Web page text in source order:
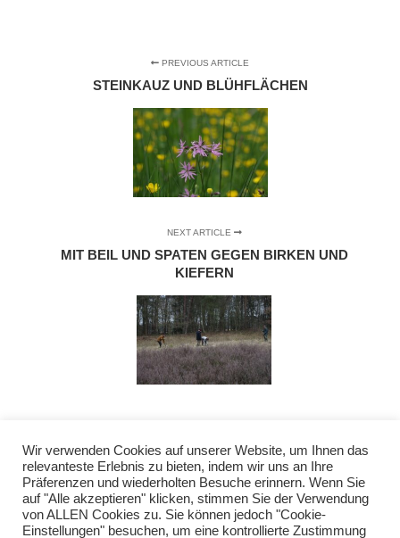
PREVIOUS ARTICLE
STEINKAUZ UND BLÜHFLÄCHEN
NEXT ARTICLE
MIT BEIL UND SPATEN GEGEN BIRKEN UND
KIEFERN
Wir verwenden Cookies auf unserer Website, um Ihnen das
relevanteste Erlebnis zu bieten, indem wir uns an Ihre
Präferenzen und wiederholten Besuche erinnern. Wenn Sie
auf "Alle akzeptieren" klicken, stimmen Sie der Verwendung
von ALLEN Cookies zu. Sie können jedoch "Cookie-
Einstellungen" besuchen, um eine kontrollierte Zustimmung